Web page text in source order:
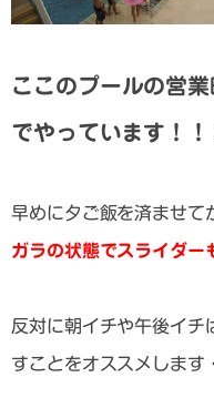
ここのプールの営
でやっています！！
早めに夕ご飯を済ませて
ガラの状態でスライダー
反対に朝イチや午後イチ
すことをオススメします